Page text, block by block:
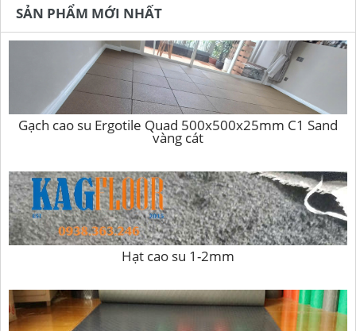
SẢN PHẨM MỚI NHẤT
Gạch cao su Ergotile Quad 500x500x25mm C1 Sand
vàng cát
Hạt cao su 1-2mm